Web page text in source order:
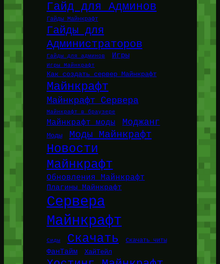
Гайд для Админов
Гайды Майнкрафт
Гайды для
Администраторов
Гайды для админов Игры
Игры Майнкрафт
Как создать сервер Майнкрафт
Майнкрафт
Майнкрафт Сервера
Майнкрафт в браузере
Майнкрафт моды Моджанг
Моды Моды Майнкрафт
Новости
Майнкрафт
Обновления Майнкрафт
Плагины Майнкрафт
Сервера
Майнкрафт
Сиды Скачать Скачать читы
ФанТайм ХайТейл